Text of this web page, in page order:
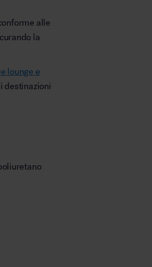
alle
la
lounge e
destinazioni